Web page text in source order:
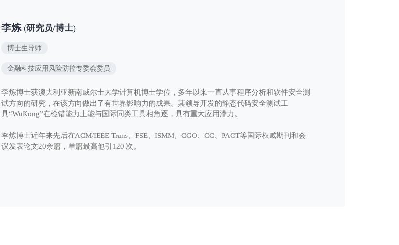
李炼(研究员/博士)
博士生导师
金融科技应用风险防控专委会委员
李炼博士获澳大利亚新南威尔士大学计算机博士学位，多年以来一直从事程序分析和软件安全测
试方向的研究，在该方向做出了有世界影响力的成果。其领导开发的静态代码安全测试工
具“WuKong”在检错能力上能与国际同类工具相角逐，具有重大应用潜力。
李炼博士近年来先后在ACM/IEEE Trans、FSE、ISMM、CGO、CC、PACT等国际权威期刊和会
议发表论文20余篇，单篇最高他引120 次。